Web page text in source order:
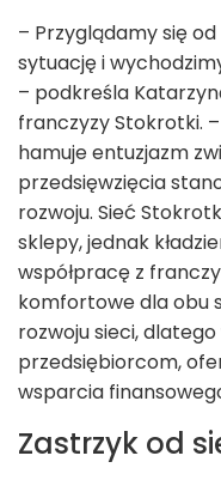
– Przyglądamy się
sytuację i
– podkreśla
franczyzy Stokrotki.
hamuje entuzjazm
przedsięwzięcia
rozwoju. Sieć
sklepy, jednak
współpracę z
komfortowe dla obu
rozwoju sieci,
przedsiębiorcom,
wsparcia
Zastrzyk od